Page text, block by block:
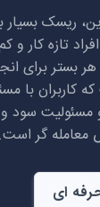
ریسک بسیار
تازه کار و
بستر برای
با
مسئولیت سود
معامله گر است.
ای